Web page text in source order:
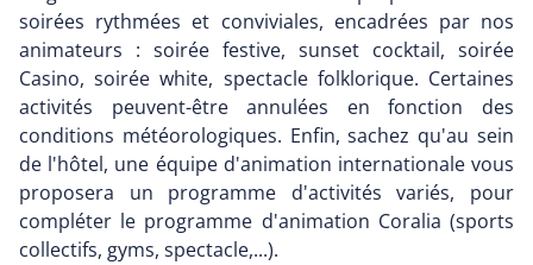
soirées rythmées et conviviales, encadrées par nos
animateurs : soirée festive, sunset cocktail, soirée
Casino, soirée white, spectacle folklorique. Certaines
activités peuvent-être annulées en fonction des
conditions météorologiques. Enfin, sachez qu'au sein
de l'hôtel, une équipe d'animation internationale vous
proposera un programme d'activités variés, pour
compléter le programme d'animation Coralia (sports
collectifs, gyms, spectacle,...).